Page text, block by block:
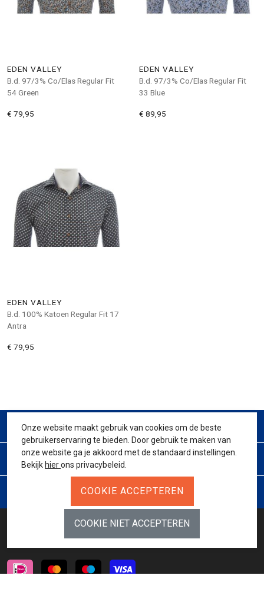
EDEN VALLEY
B.d. 97/3% Co/Elas Regular Fit
54 Green
€ 79,95
EDEN VALLEY
B.d. 97/3% Co/Elas Regular Fit
33 Blue
€ 89,95
EDEN VALLEY
B.d. 100% Katoen Regular Fit 17
Antra
€ 79,95
CONTACT
KLANTENSERVICE
Onze website maakt gebruik van cookies om de beste
gebruikerservaring te bieden. Door gebruik te maken van
onze website ga je akkoord met de standaard instellingen.
Bekijk hierons privacybeleid.